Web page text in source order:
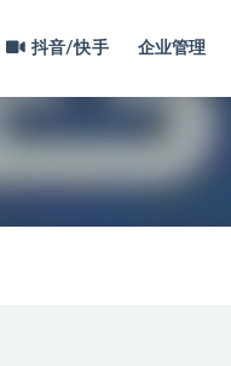
抖音/快手 企业管理